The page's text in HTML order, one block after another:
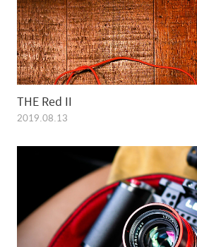
THE Red II
2019.08.13